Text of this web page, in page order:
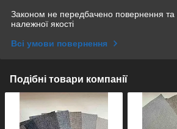
Законом не передбачено повернення та
належної якості
Всі умови повернення
Подібні товари компанії